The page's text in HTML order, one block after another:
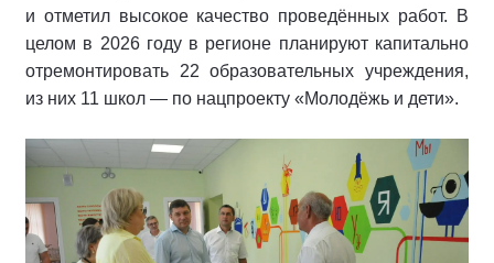
и отметил высокое качество проведённых работ. В
целом в 2026 году в регионе планируют капитально
отремонтировать 22 образовательных учреждения,
из них 11 школ — по нацпроекту «Молодёжь и дети».